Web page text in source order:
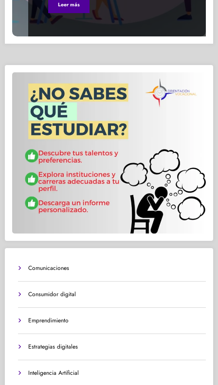
Leer más
Comunicaciones
Consumidor digital
Emprendimiento
Estrategias digitales
Inteligencia Artificial